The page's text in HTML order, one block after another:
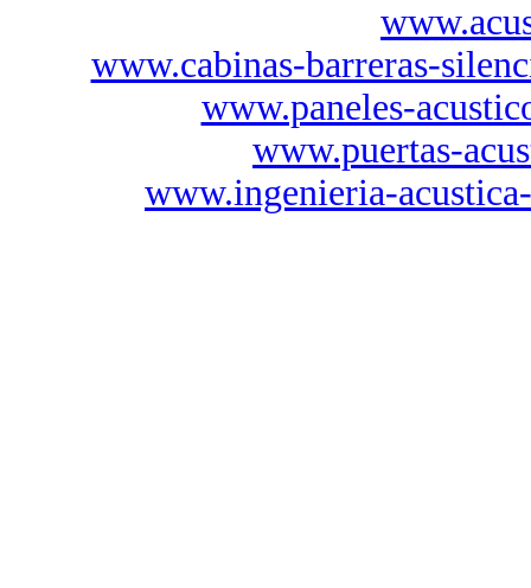
www.cabinas-barreras-
www.paneles-
www.puertas-
www.ingenieria-